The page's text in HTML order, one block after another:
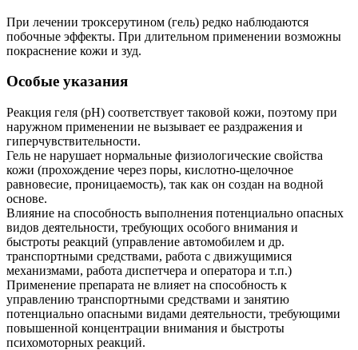
При лечении троксерутином (гель) редко наблюдаются
побочные эффекты. При длительном применении возможны
покраснение кожи и зуд.
Особые указания
Реакция геля (рН) соответствует таковой кожи, поэтому при
наружном применении не вызывает ее раздражения и
гиперчувствительности.
Гель не нарушает нормальные физиологические свойства
кожи (прохождение через поры, кислотно-щелочное
равновесие, проницаемость), так как он создан на водной
основе.
Влияние на способность выполнения потенциально опасных
видов деятельности, требующих особого внимания и
быстроты реакций (управление автомобилем и др.
транспортными средствами, работа с движущимися
механизмами, работа диспетчера и оператора и т.п.)
Применение препарата не влияет на способность к
управлению транспортными средствами и занятию
потенциально опасными видами деятельности, требующими
повышенной концентрации внимания и быстроты
психомоторных реакций.